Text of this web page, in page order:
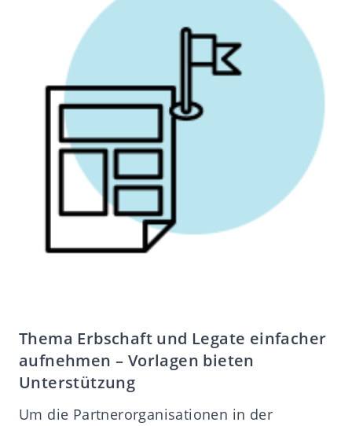
Thema Erbschaft und Legate einfacher
aufnehmen – Vorlagen bieten
Unterstützung
Um die Partnerorganisationen in der